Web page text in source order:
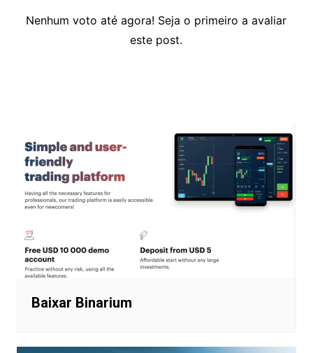
Nenhum voto até agora! Seja o primeiro a avaliar
este post.
Baixar Binarium